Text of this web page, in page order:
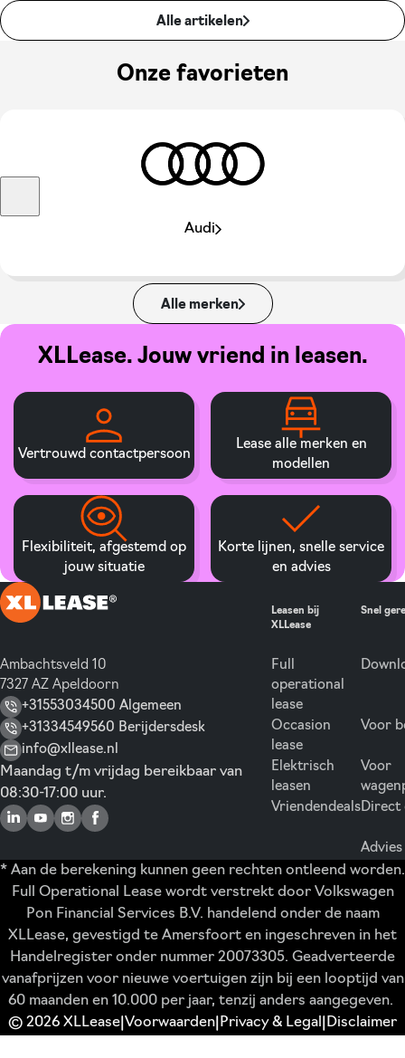
van de Born in 2026 overzichtelijk voor u op een rij.
Alle artikelen
Onze favorieten
Audi
Alle merken
XLLease. Jouw vriend in leasen.
Vertrouwd contactpersoon
Lease alle merken en
modellen
Flexibiliteit, afgestemd op
jouw situatie
Korte lijnen, snelle service
en advies
Ambachtsveld 10
7327 AZ Apeldoorn
+31553034500 Algemeen
+31334549560 Berijdersdesk
info@xllease.nl
Maandag t/m vrijdag bereikbaar van
08:30-17:00 uur.
Leasen bij
XLLease
Full
operational
lease
Occasion
lease
Elektrisch
leasen
Vriendendeals
Snel
Voor
Voor
Direct
* Aan de berekening kunnen geen rechten ontleend worden.
Full Operational Lease wordt verstrekt door Volkswagen
Pon Financial Services B.V. handelend onder de naam
XLLease, gevestigd te Amersfoort en ingeschreven in het
Handelregister onder nummer 20073305. Geadverteerde
vanafprijzen voor nieuwe voertuigen zijn bij een looptijd van
60 maanden en 10.000 per jaar, tenzij anders aangegeven.
© 2026 XLLease Voorwaarden Privacy & Legal Disclaimer